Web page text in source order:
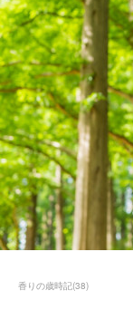
香りの歳時記(38)